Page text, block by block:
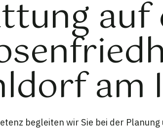
auf
am
begleiten wir Sie bei der